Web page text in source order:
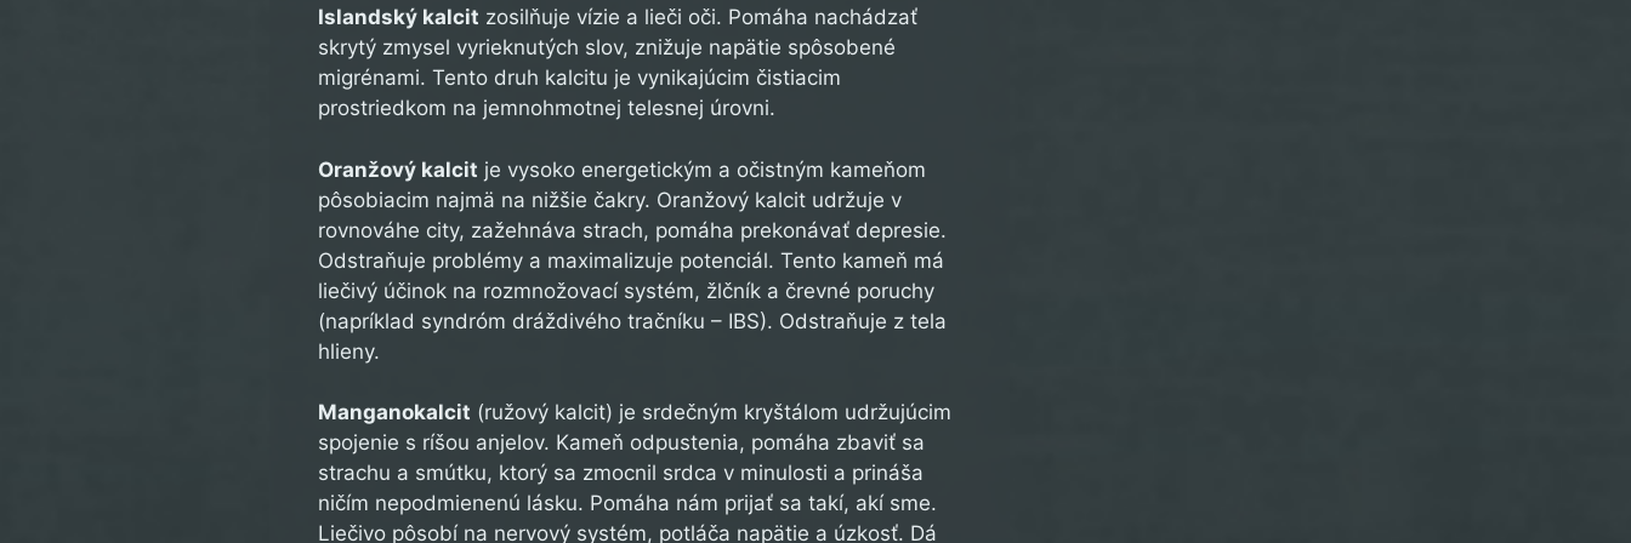
Islandský kalcit zosilňuje vízie a lieči oči. Pomáha nachádzať
skrytý zmysel vyrieknutých slov, znižuje napätie spôsobené
migrénami. Tento druh kalcitu je vynikajúcim čistiacim
prostriedkom na jemnohmotnej telesnej úrovni.
Oranžový kalcit je vysoko energetickým a očistným kameňom
pôsobiacim najmä na nižšie čakry. Oranžový kalcit udržuje v
rovnováhe city, zažehnáva strach, pomáha prekonávať depresie.
Odstraňuje problémy a maximalizuje potenciál. Tento kameň má
liečivý účinok na rozmnožovací systém, žlčník a črevné poruchy
(napríklad syndróm dráždivého tračníku – IBS). Odstraňuje z tela
hlieny.
Manganokalcit (ružový kalcit) je srdečným kryštálom udržujúcim
spojenie s ríšou anjelov. Kameň odpustenia, pomáha zbaviť sa
strachu a smútku, ktorý sa zmocnil srdca v minulosti a prináša
ničím nepodmienenú lásku. Pomáha nám prijať sa takí, akí sme.
Liečivo pôsobí na nervový systém, potláča napätie a úzkosť. Dá